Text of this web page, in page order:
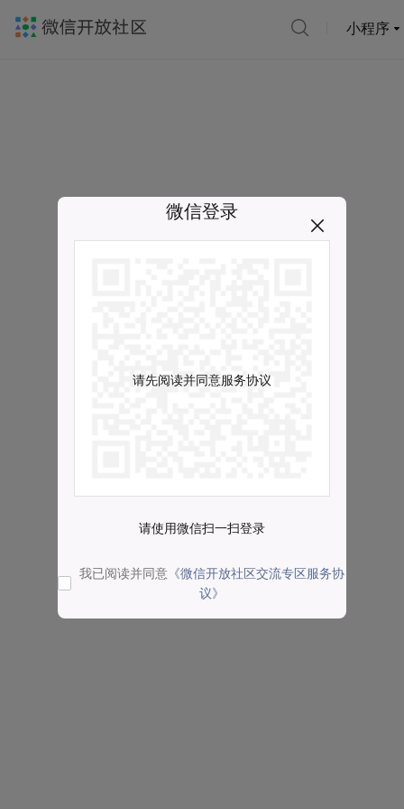
小程序
微信登录
请先阅读并同意服务协议
请使用微信扫一扫登录
我已阅读并同意 《微信开放社区交流专区服务协
议》